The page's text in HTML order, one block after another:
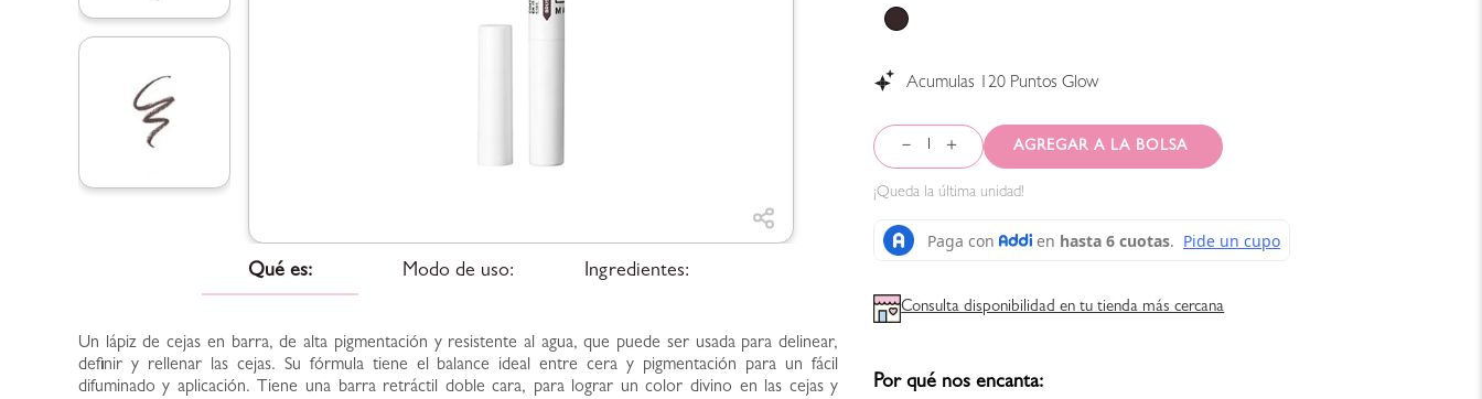
Qué es: Modo de uso: Ingredientes:
Un lápiz de cejas en barra, de alta pigmentación y resistente al agua, que puede ser usada para delinear,
definir y rellenar las cejas. Su fórmula tiene el balance ideal entre cera y pigmentación para un fácil
difuminado y aplicación. Tiene una barra retráctil doble cara, para lograr un color divino en las cejas y
Acumulas 120 Puntos Glow
＋
－
¡Queda la última unidad!
Consulta disponibilidad en tu tienda más cercana
Por qué nos encanta: